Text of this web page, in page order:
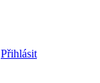
Přihlásit